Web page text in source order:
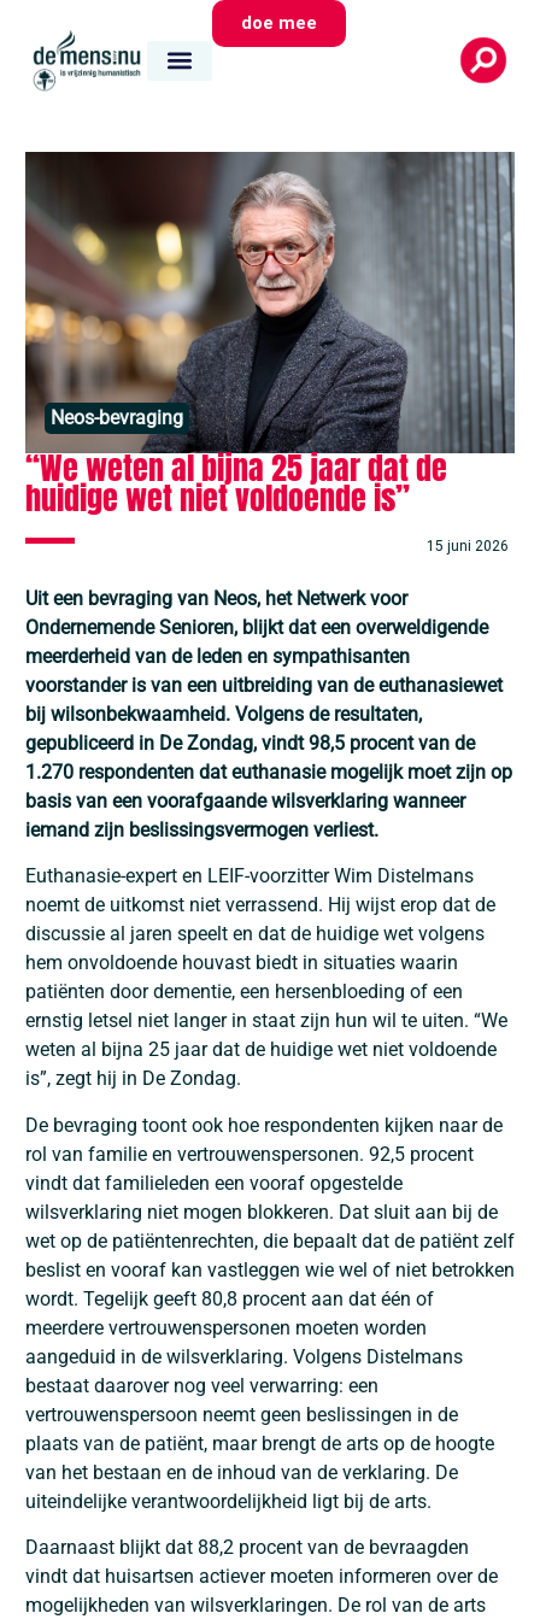
doe mee
Neos-bevraging
“We weten al bijna 25 jaar dat de
huidige wet niet voldoende is”
15 juni 2026
Uit een bevraging van Neos, het Netwerk voor
Ondernemende Senioren, blijkt dat een overweldigende
meerderheid van de leden en sympathisanten
voorstander is van een uitbreiding van de euthanasiewet
bij wilsonbekwaamheid. Volgens de resultaten,
gepubliceerd in De Zondag, vindt 98,5 procent van de
1.270 respondenten dat euthanasie mogelijk moet zijn op
basis van een voorafgaande wilsverklaring wanneer
iemand zijn beslissingsvermogen verliest.
Euthanasie-expert en LEIF-voorzitter Wim Distelmans
noemt de uitkomst niet verrassend. Hij wijst erop dat de
discussie al jaren speelt en dat de huidige wet volgens
hem onvoldoende houvast biedt in situaties waarin
patiënten door dementie, een hersenbloeding of een
ernstig letsel niet langer in staat zijn hun wil te uiten. “We
weten al bijna 25 jaar dat de huidige wet niet voldoende
is”, zegt hij in De Zondag.
De bevraging toont ook hoe respondenten kijken naar de
rol van familie en vertrouwenspersonen. 92,5 procent
vindt dat familieleden een vooraf opgestelde
wilsverklaring niet mogen blokkeren. Dat sluit aan bij de
wet op de patiëntenrechten, die bepaalt dat de patiënt zelf
beslist en vooraf kan vastleggen wie wel of niet betrokken
wordt. Tegelijk geeft 80,8 procent aan dat één of
meerdere vertrouwenspersonen moeten worden
aangeduid in de wilsverklaring. Volgens Distelmans
bestaat daarover nog veel verwarring: een
vertrouwenspersoon neemt geen beslissingen in de
plaats van de patiënt, maar brengt de arts op de hoogte
van het bestaan en de inhoud van de verklaring. De
uiteindelijke verantwoordelijkheid ligt bij de arts.
Daarnaast blijkt dat 88,2 procent van de bevraagden
vindt dat huisartsen actiever moeten informeren over de
mogelijkheden van wilsverklaringen. De rol van de arts